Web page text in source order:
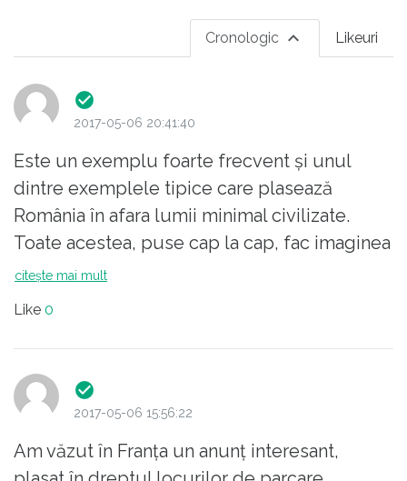
Likeuri
Cronologic
2017-05-06 20:41:40
Este un exemplu foarte frecvent și unul
dintre exemplele tipice care plasează
România în afara lumii minimal civilizate.
Toate acestea, puse cap la cap, fac imaginea
REALĂ a României: nesimțirea, tupeul, lipsa
socotesc firești. De ce? Deoarece cei care
sunt chemați să aplice amenzi nu le aplică,
este evident că dacă ar fi fermitate și
se pare că oamenii nu ies în stradă pt așa
citește mai mult
Like 0
2017-05-06 15:56:22
Am văzut în Franța un anunț interesant,